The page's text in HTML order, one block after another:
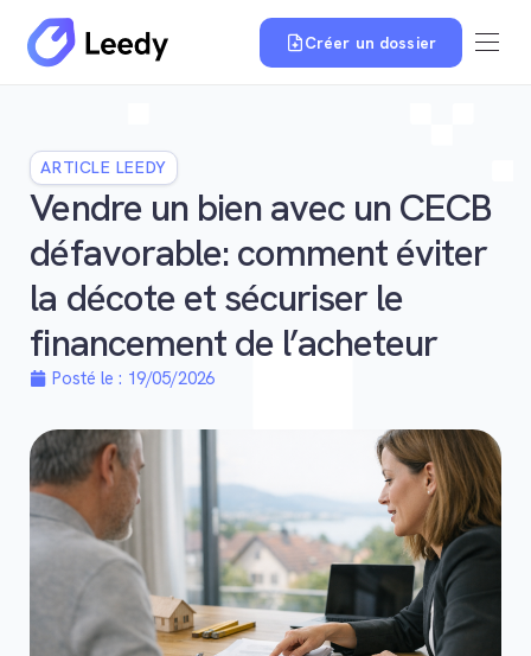
Créer un dossier
ARTICLE LEEDY
Vendre un bien avec un CECB
défavorable: comment éviter
la décote et sécuriser le
financement de l’acheteur
Posté le : 19/05/2026